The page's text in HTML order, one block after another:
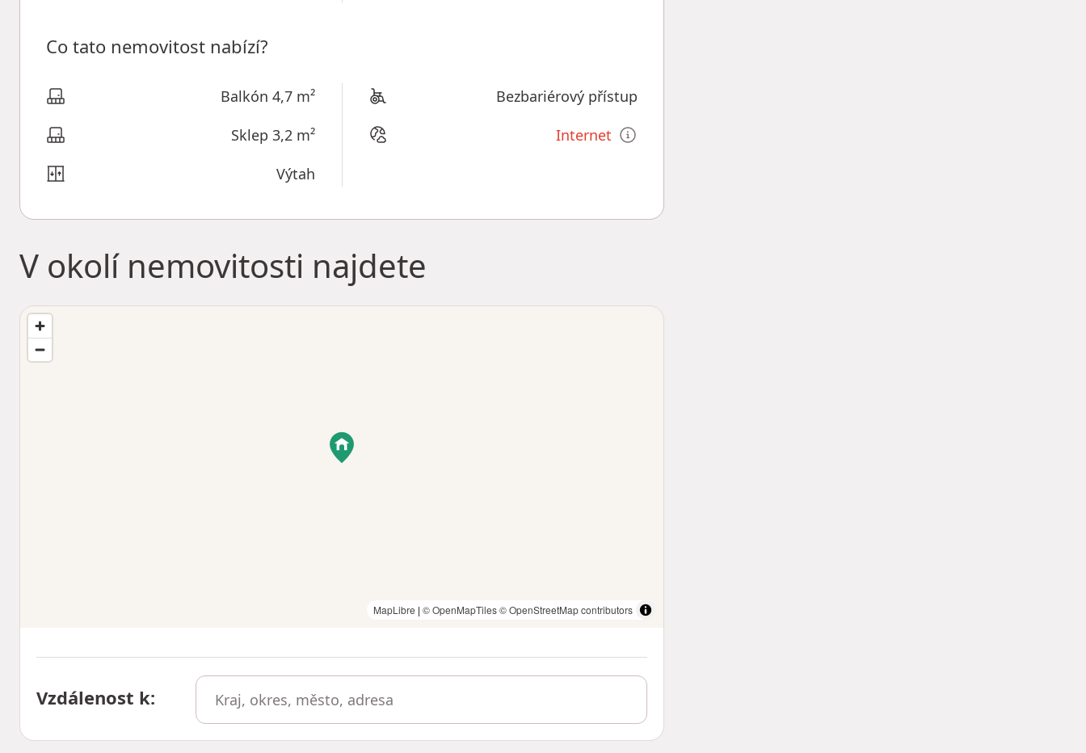
Co tato nemovitost nabízí?
Balkón 4,7 m²
Sklep 3,2 m²
Výtah
Bezbariérový přístup
Internet
V okolí nemovitosti najdete
MapLibre | © OpenMapTiles© OpenStreetMap contributors
Vzdálenost k: